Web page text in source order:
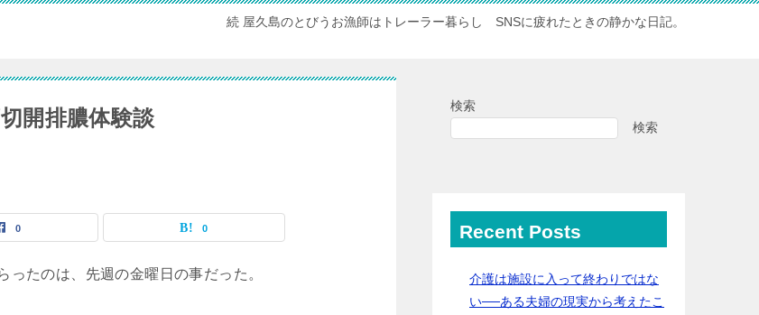
続 屋久島のとびうお漁師はトレーラー暮らし SNSに疲れたときの静かな日記。
開排膿体験談
0 0
たのは、先週の金曜日の事だった。
検索
検索
Recent Posts
介護は施設に入って終わりではな
い──ある夫婦の現実から考えたこ